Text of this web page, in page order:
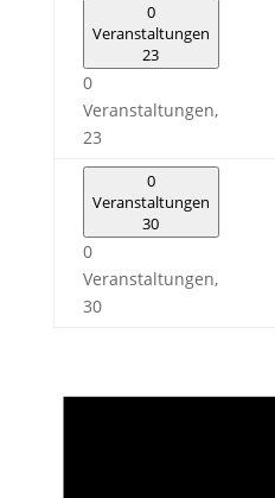
0
Veranstaltungen
23
0
Veranstaltungen,
23
0
Veranstaltungen
30
0
Veranstaltungen,
30